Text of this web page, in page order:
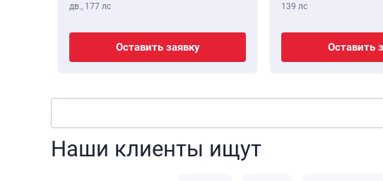
дв., 177 лс
Оставить заявку
139 лс
Оставить
Наши клиенты ищут